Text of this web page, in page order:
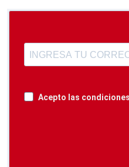
Acepto las